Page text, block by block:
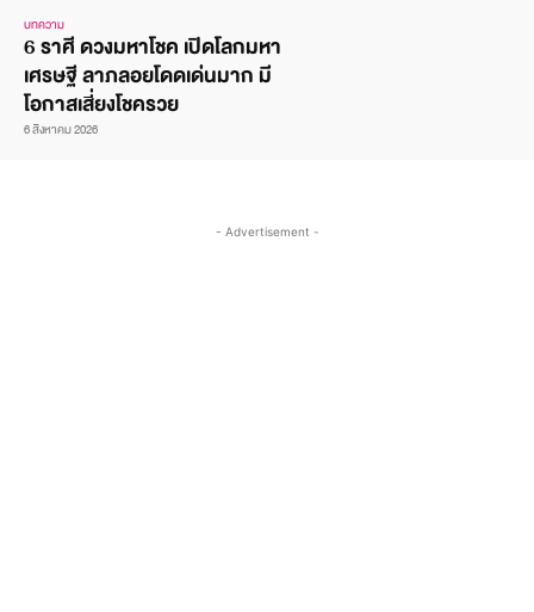
บทความ
6 ราศี ดวงมหาโชค เปิดโลกมหา
เศรษฐี ลาภลอยโดดเด่นมาก มี
โอกาสเสี่ยงโชครวย
6 สิงหาคม 2026
- Advertisement -